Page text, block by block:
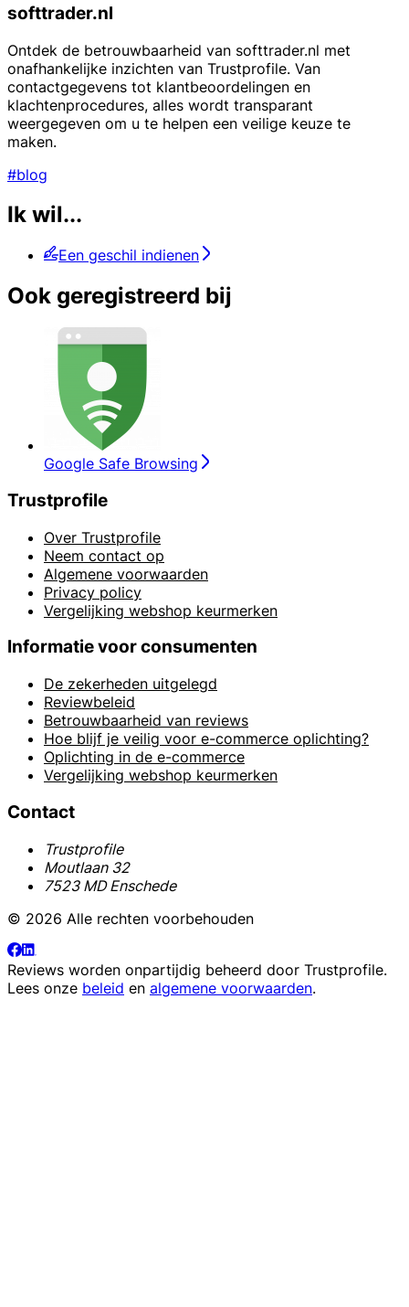
softtrader.nl
Ontdek de betrouwbaarheid van softtrader.nl met
onafhankelijke inzichten van Trustprofile. Van
contactgegevens tot klantbeoordelingen en
klachtenprocedures, alles wordt transparant
weergegeven om u te helpen een veilige keuze te
maken.
#blog
Ik wil...
Een geschil indienen
Ook geregistreerd bij
Google Safe Browsing
Trustprofile
Over Trustprofile
Neem contact op
Algemene voorwaarden
Privacy policy
Vergelijking webshop keurmerken
Informatie voor consumenten
De zekerheden uitgelegd
Reviewbeleid
Betrouwbaarheid van reviews
Hoe blijf je veilig voor e-commerce oplichting?
Oplichting in de e-commerce
Vergelijking webshop keurmerken
Contact
Trustprofile
Moutlaan 32
7523 MD Enschede
© 2026 Alle rechten voorbehouden
Reviews worden onpartijdig beheerd door Trustprofile.
Lees onze beleid en algemene voorwaarden.